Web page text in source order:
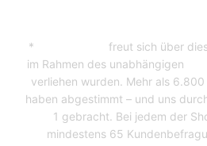
*
freut sich über
im Rahmen des unabhängigen
verliehen wurden. Mehr als
haben abgestimmt – und uns
1 gebracht. Bei jedem der
mindestens 65